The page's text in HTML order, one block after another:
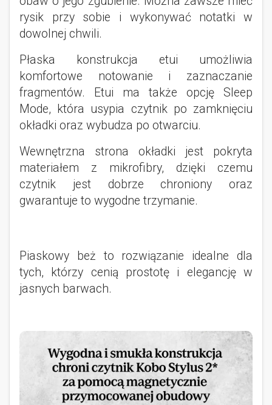
rysik przy sobie i wykonywać notatki w
dowolnej chwili.
Płaska konstrukcja etui umożliwia
komfortowe notowanie i zaznaczanie
fragmentów. Etui ma także opcję Sleep
Mode, która usypia czytnik po zamknięciu
okładki oraz wybudza po otwarciu.
Wewnętrzna strona okładki jest pokryta
materiałem z mikrofibry, dzięki czemu
czytnik jest dobrze chroniony oraz
gwarantuje to wygodne trzymanie.
Piaskowy beż to rozwiązanie idealne dla
tych, którzy cenią prostotę i elegancję w
jasnych barwach.